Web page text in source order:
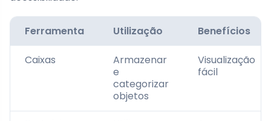
Ferramenta Utilização Benefícios
Caixas
Armazenar
e
categorizar
objetos
Visualização
fácil